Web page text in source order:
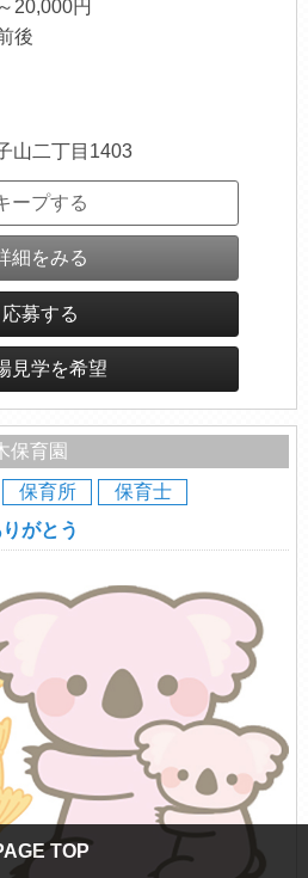
20,000円
後
山二丁目1403
ープする
細をみる
応募する
見学を希望
保育園
保育所
保育士
がとう
TOP